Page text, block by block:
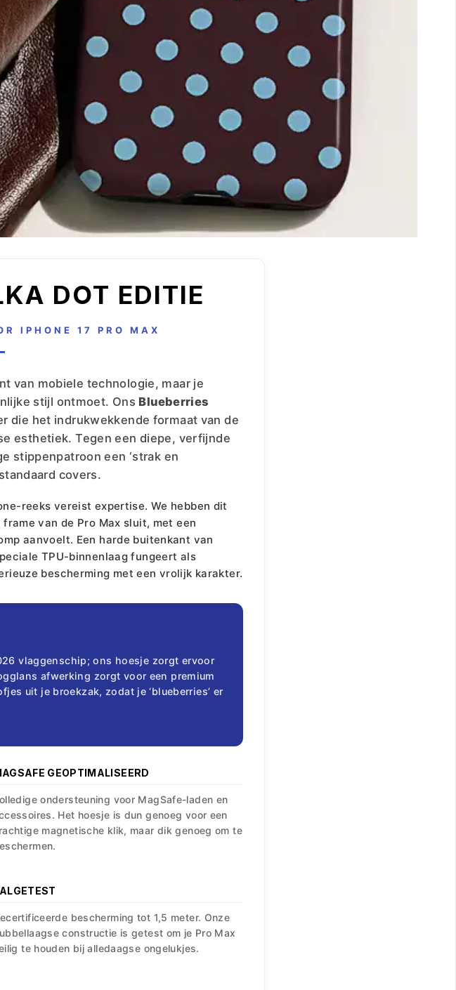
DOT EDITIE
IPHONE 17 PRO MAX
van mobiele technologie, maar je
stijl ontmoet. Ons Blueberries
die het indrukwekkende formaat van de
esthetiek. Tegen een diepe, verfijnde
stippenpatroon een ‘strak en
covers.
reeks vereist expertise. We hebben dit
van de Pro Max sluit, met een
aanvoelt. Een harde buitenkant van
TPU-binnenlaag fungeert als
bescherming met een vrolijk karakter.
vlaggenschip; ons hoesje zorgt ervoor
afwerking zorgt voor een premium
uit je broekzak, zodat je ‘blueberries’ er
GEOPTIMALISEERD
ondersteuning voor MagSafe-laden en
Het hoesje is dun genoeg voor een
magnetische klik, maar dik genoeg om te
bescherming tot 1,5 meter. Onze
constructie is getest om je Pro Max
te houden bij alledaagse ongelukjes.